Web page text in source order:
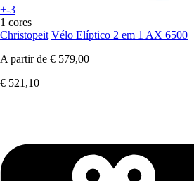
+-3
1 cores
Christopeit Vélo Elíptico 2 em 1 AX 6500
A partir de € 579,00
€ 521,10